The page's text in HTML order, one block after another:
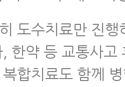
도수치료만 진행
한약 등 교통사고
합치료도 함께